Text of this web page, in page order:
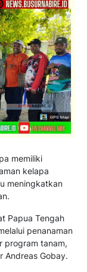
memiliki
kelapa
meningkatkan
Papua Tengah
penanaman
program tanam,
Andreas Gobay.